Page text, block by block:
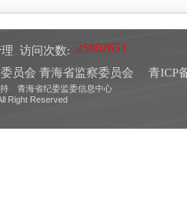
访问次数:
员会 青海省监察委员会
青ICP
青海省纪委监委信息中心
Right Reserved